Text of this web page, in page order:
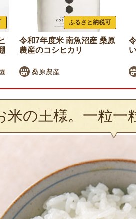
ふるさと納税可
令和7年度米 南魚沼産 桑原
農産のコシヒカリ
桑原農産
米の王様。一粒一